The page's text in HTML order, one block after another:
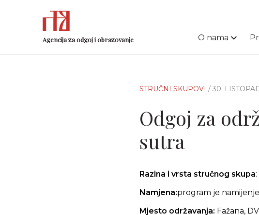
Agencija za odgoj i obrazovanje O nama
STRUČNI SKUPOVI / 30.
Odgoj za
sutra
Razina i vrsta stručnog skupa
Namjena:program je
Mjesto održavanja: Fažana,